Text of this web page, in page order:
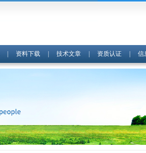
资料下载 技术文章 资质认证 信